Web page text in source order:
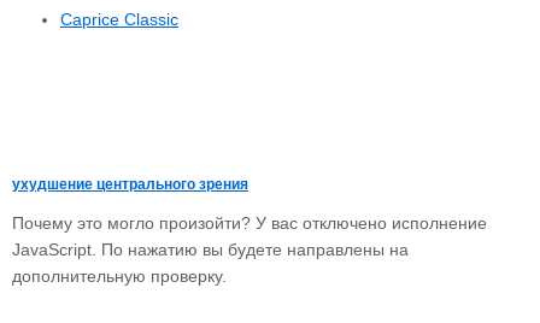
Caprice Classic
ухудшение центрального зрения
Почему это могло произойти? У вас отключено исполнение
JavaScript. По нажатию вы будете направлены на
дополнительную проверку.